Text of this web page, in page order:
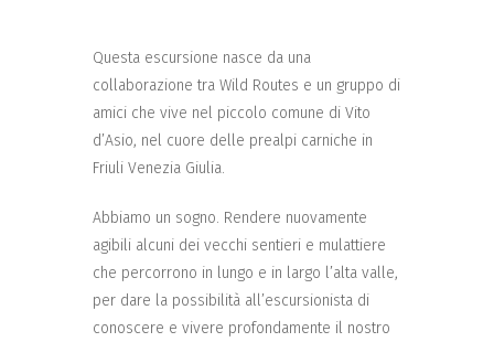
Questa escursione nasce da una
collaborazione tra Wild Routes e un gruppo di
amici che vive nel piccolo comune di Vito
d’Asio, nel cuore delle prealpi carniche in
Friuli Venezia Giulia.
Abbiamo un sogno. Rendere nuovamente
agibili alcuni dei vecchi sentieri e mulattiere
che percorrono in lungo e in largo l’alta valle,
per dare la possibilità all’escursionista di
conoscere e vivere profondamente il nostro